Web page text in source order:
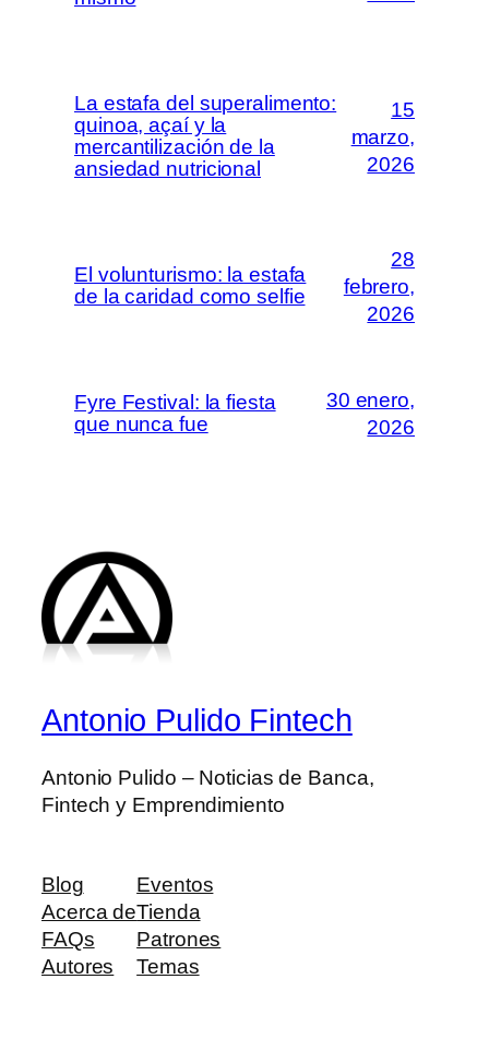
La estafa del superalimento:
quinoa, açaí y la
mercantilización de la
ansiedad nutricional
15
marzo,
2026
El volunturismo: la estafa
de la caridad como selfie
28
febrero,
2026
Fyre Festival: la fiesta
que nunca fue
30 enero,
2026
Antonio Pulido Fintech
Antonio Pulido – Noticias de Banca,
Fintech y Emprendimiento
Blog
Acerca de
FAQs
Autores
Eventos
Tienda
Patrones
Temas